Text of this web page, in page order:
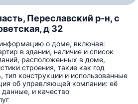
Переславский р-н, с
д 32
о доме, включая:
в здании, наличие и список
расположенных в доме,
строения, такие как год
тип конструкции и использованные
об управляющей компании: её
данные, и качество